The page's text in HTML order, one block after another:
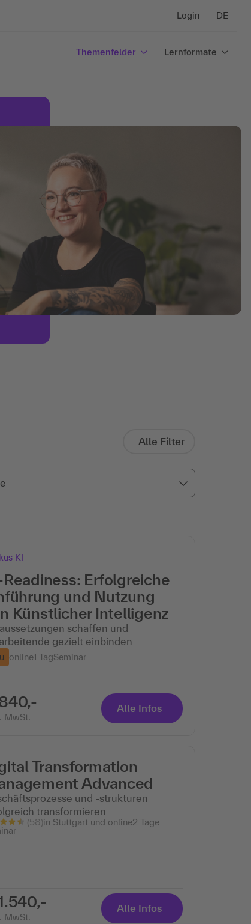
Login DE
Themenfelder Lernformate
Alle Filter
KI
Readiness: Erfolgreiche
und Nutzung
Künstlicher Intelligenz
schaffen und
gezielt einbinden
online1 TagSeminar
MwSt.
Alle Infos
Transformation
Advanced
und -strukturen
transformieren
(58)in Stuttgart und online2 Tage
MwSt.
Alle Infos